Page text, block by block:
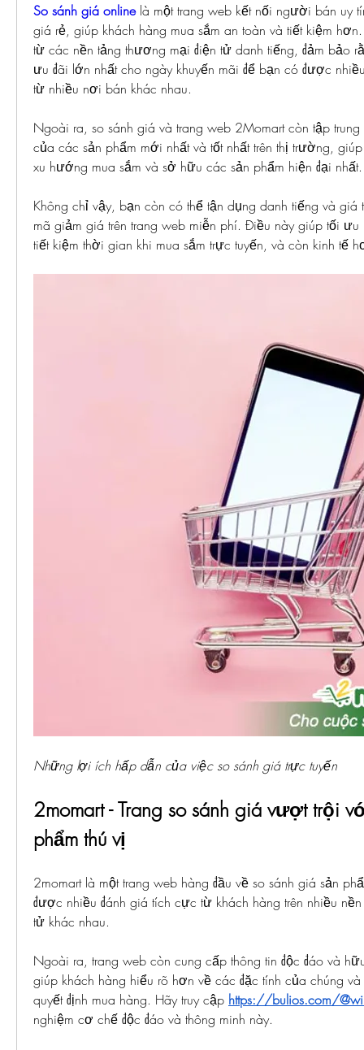
So sánh giá online là một trang web kết nối người bán uy
giá rẻ, giúp khách hàng mua sắm an toàn và tiết kiệm
từ các nền tảng thương mại điện tử danh tiếng, đảm bảo
ưu đãi lớn nhất cho ngày khuyến mãi để bạn có được
từ nhiều nơi bán khác nhau.
Ngoài ra, so sánh giá và trang web 2Momart còn tập
của các sản phẩm mới nhất và tốt nhất trên thị trường,
xu hướng mua sắm và sở hữu các sản phẩm hiện đại nhất.
Không chỉ vậy, bạn còn có thể tận dụng danh tiếng và giá
mã giảm giá trên trang web miễn phí. Điều này giúp tối
tiết kiệm thời gian khi mua sắm trực tuyến, và còn kinh tế
Những lợi ích hấp dẫn của việc so sánh giá trực tuyến
2momart - Trang so sánh giá vượt trội
phẩm thú vị
2momart là một trang web hàng đầu về so sánh giá sản
được nhiều đánh giá tích cực từ khách hàng trên nhiều
tử khác nhau.
Ngoài ra, trang web còn cung cấp thông tin độc đáo và
giúp khách hàng hiểu rõ hơn về các đặc tính của chúng
quyết định mua hàng. Hãy truy cập https://bulios.com/
nghiệm cơ chế độc đáo và thông minh này.